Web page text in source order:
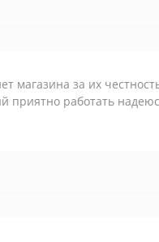
магазина за их
приятно работать